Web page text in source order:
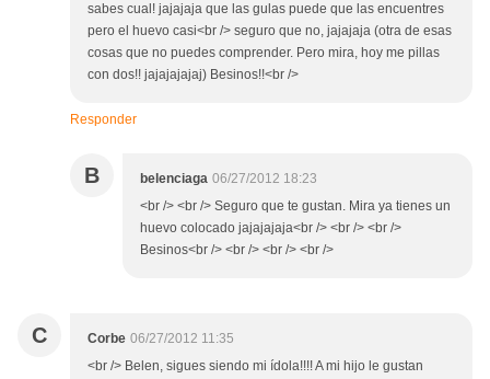
sabes cual! jajajaja que las gulas puede que las encuentres
pero el huevo casi<br /> seguro que no, jajajaja (otra de esas
cosas que no puedes comprender. Pero mira, hoy me pillas
con dos!! jajajajajaj) Besinos!!<br />
Responder
B belenciaga 06/27/2012 18:23
<br /> <br /> Seguro que te gustan. Mira ya tienes un
huevo colocado jajajajaja<br /> <br /> <br />
Besinos<br /> <br /> <br /> <br />
C Corbe 06/27/2012 11:35
<br /> Belen, sigues siendo mi ídola!!!! A mi hijo le gustan